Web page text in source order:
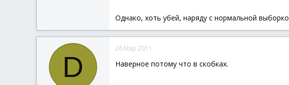
Однако, хоть убей, наряду с нормальной
D
26 Мар 2011
Наверное потому что в скобках.